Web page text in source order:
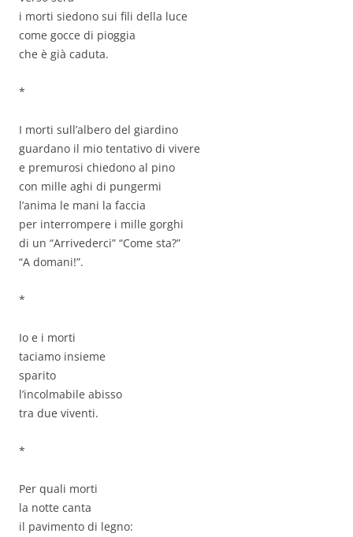
i morti siedono sui fili della luce
come gocce di pioggia
che è già caduta.
*
I morti sull’albero del giardino
guardano il mio tentativo di vivere
e premurosi chiedono al pino
con mille aghi di pungermi
l’anima le mani la faccia
per interrompere i mille gorghi
di un “Arrivederci” “Come sta?”
“A domani!”.
*
Io e i morti
taciamo insieme
sparito
l’incolmabile abisso
tra due viventi.
*
Per quali morti
la notte canta
il pavimento di legno: